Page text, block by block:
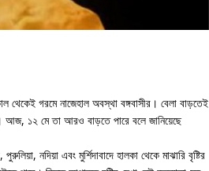
থেকেই গরমে নাজেহাল অবস্থা বঙ্গবাসীর। বেলা বাড়তেই
আজ, ১২ মে তা আরও বাড়তে পারে বলে জানিয়েছে
নদিয়া এবং মুর্শিদাবাদে হালকা থেকে মাঝারি বৃষ্টির